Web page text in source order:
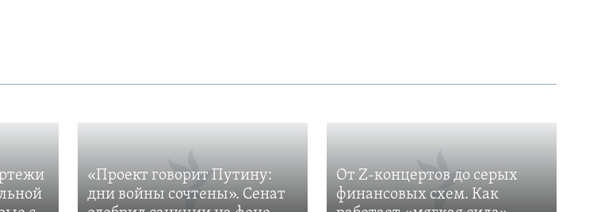
«Проект говорит Путину:
дни войны сочтены». Сенат
От Z-концертов до серых
финансовых схем. Как